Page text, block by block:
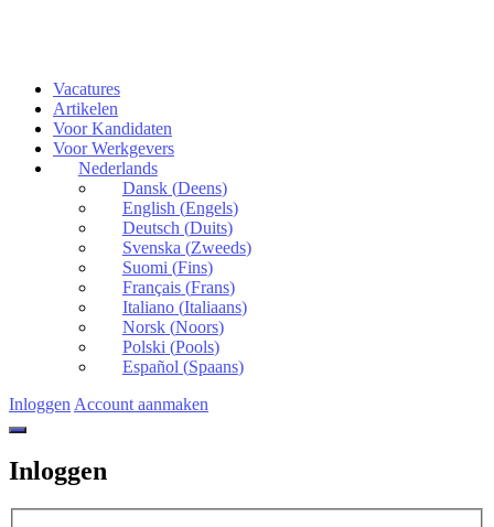
Vacatures
Artikelen
Voor Kandidaten
Voor Werkgevers
Nederlands
Dansk(Deens)
English (Engels)
Deutsch (Duits)
Svenska (Zweeds)
Suomi (Fins)
Français(Frans)
Italiano(Italiaans)
Norsk(Noors)
Polski (Pools)
Español (Spaans)
Inloggen Account aanmaken
Inloggen